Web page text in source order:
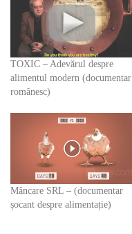
TOXIC – Adevărul despre
alimentul modern (documentar
românesc)
Mâncare SRL – (documentar
șocant despre alimentație)